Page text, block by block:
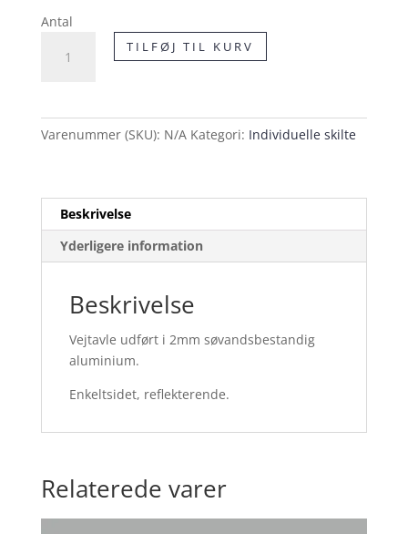
Antal
Flere
vejskilte
antal
TILFØJ TIL KURV
Varenummer (SKU): N/A Kategori: Individuelle skilte
Beskrivelse
Yderligere information
Beskrivelse
Vejtavle udført i 2mm søvandsbestandig
aluminium.
Enkeltsidet, reflekterende.
Relaterede varer